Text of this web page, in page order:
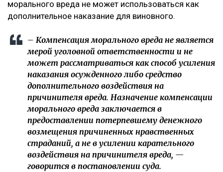
морального вреда не может использоваться как
дополнительное наказание для виновного.
– Компенсация морального вреда не является
мерой уголовной ответственности и не
может рассматриваться как способ усиления
наказания осужденного либо средство
дополнительного воздействия на
причинителя вреда. Назначение компенсации
морального вреда заключается в
предоставлении потерпевшему денежного
возмещения причиненных нравственных
страданий, а не в усилении карательного
воздействия на причинителя вреда, —
говорится в постановлении суда.